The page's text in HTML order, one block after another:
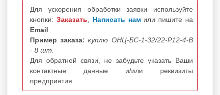
Для ускорения обработки заявки используйте
кнопки: Заказать Написать нам или пишите на
Email
Пример заказа: куплю ОНЦ-БС-1-32/22-Р12-4-В
- 8 шт.
Для обратной связи, не забудьте указать Ваши
контактные данные и/или реквизиты
предприятия.